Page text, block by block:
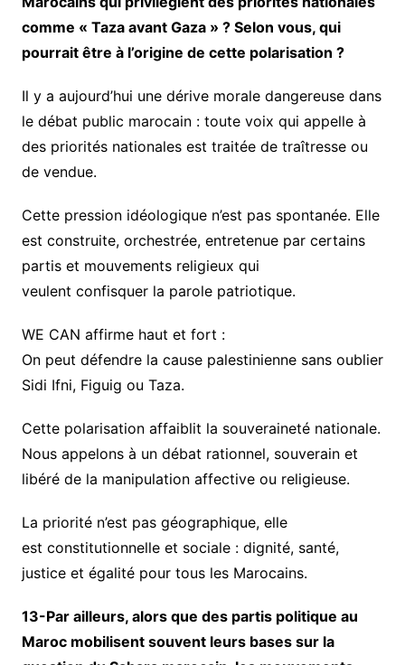
comme « Taza avant Gaza » ? Selon vous, qui
pourrait être à l’origine de cette polarisation ?
Il y a aujourd’hui une dérive morale dangereuse dans
le débat public marocain : toute voix qui appelle à
des priorités nationales est traitée de traîtresse ou
de vendue.
Cette pression idéologique n’est pas spontanée. Elle
est construite, orchestrée, entretenue par certains
partis et mouvements religieux qui
veulent confisquer la parole patriotique.
WE CAN affirme haut et fort :
On peut défendre la cause palestinienne sans oublier
Sidi Ifni, Figuig ou Taza.
Cette polarisation affaiblit la souveraineté nationale.
Nous appelons à un débat rationnel, souverain et
libéré de la manipulation affective ou religieuse.
La priorité n’est pas géographique, elle
est constitutionnelle et sociale : dignité, santé,
justice et égalité pour tous les Marocains.
13-Par ailleurs, alors que des partis politique au
Maroc mobilisent souvent leurs bases sur la